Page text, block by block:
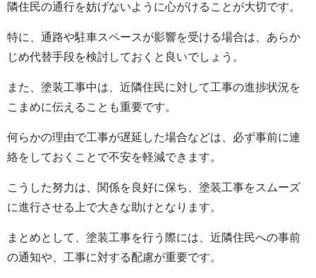
隣住民の通行を妨げないように心がけることが大切です。
特に、通路や駐車スペースが影響を受ける場合は、あらか
じめ代替手段を検討しておくと良いでしょう。
また、塗装工事中は、近隣住民に対して工事の進捗状況を
こまめに伝えることも重要です。
何らかの理由で工事が遅延した場合などは、必ず事前に連
絡をしておくことで不安を軽減できます。
こうした努力は、関係を良好に保ち、塗装工事をスムーズ
に進行させる上で大きな助けとなります。
まとめとして、塗装工事を行う際には、近隣住民への事前
の通知や、工事に対する配慮が重要です。